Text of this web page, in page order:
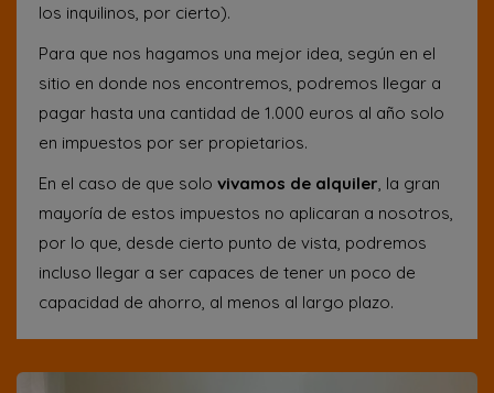
los inquilinos, por cierto).
Para que nos hagamos una mejor idea, según en el
sitio en donde nos encontremos, podremos llegar a
pagar hasta una cantidad de 1.000 euros al año solo
en impuestos por ser propietarios.
En el caso de que solo vivamos de alquiler, la gran
mayoría de estos impuestos no aplicaran a nosotros,
por lo que, desde cierto punto de vista, podremos
incluso llegar a ser capaces de tener un poco de
capacidad de ahorro, al menos al largo plazo.